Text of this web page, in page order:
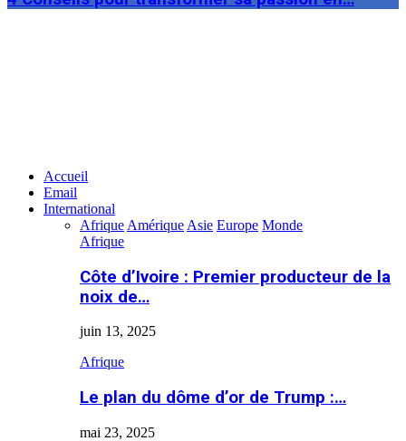
Accueil
Email
International
Afrique Amérique Asie Europe Monde
Afrique
Côte d’Ivoire : Premier producteur de la
noix de…
juin 13, 2025
Afrique
Le plan du dôme d’or de Trump :…
mai 23, 2025